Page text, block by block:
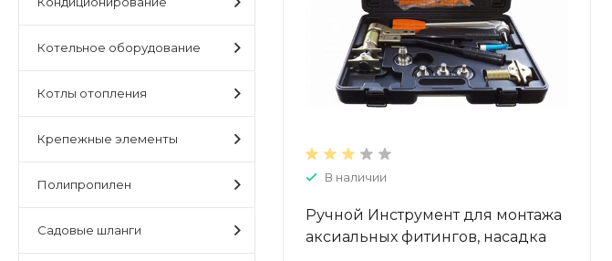
Котельное оборудование
Котлы отопления
Крепежные элементы
Полипропилен
Садовые шланги
В наличии
Ручной Инструмент для монтажа
аксиальных фитингов, насадка